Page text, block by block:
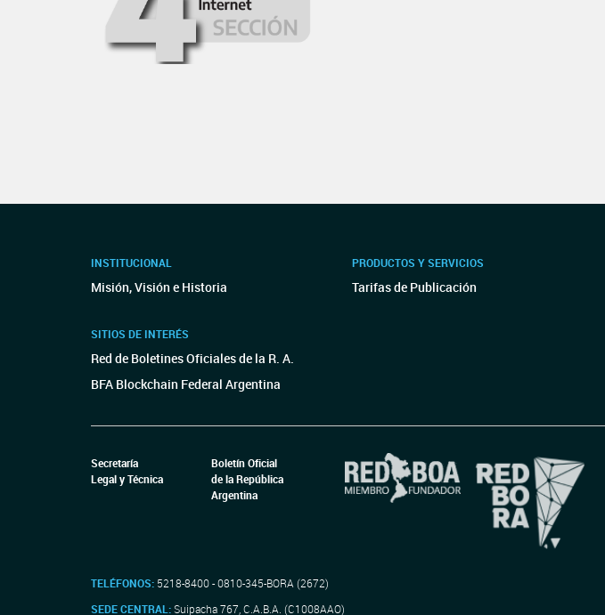
INSTITUCIONAL
Misión, Visión e Historia
SITIOS DE INTERÉS
Red de Boletines Oficiales de la R. A.
BFA Blockchain Federal Argentina
PRODUCTOS Y SERVICIOS
Tarifas de Publicación
Secretaría
Legal y Técnica
Boletín Oficial
de la República
Argentina
TELÉFONOS: 5218-8400 - 0810-345-BORA (2672)
SEDE CENTRAL:Suipacha 767, C.A.B.A. (C1008AAO)